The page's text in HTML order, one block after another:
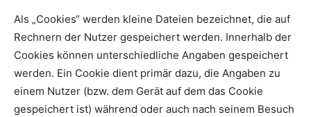
Als „Cookies“ werden kleine Dateien bezeichnet, die auf
Rechnern der Nutzer gespeichert werden. Innerhalb der
Cookies können unterschiedliche Angaben gespeichert
werden. Ein Cookie dient primär dazu, die Angaben zu
einem Nutzer (bzw. dem Gerät auf dem das Cookie
gespeichert ist) während oder auch nach seinem Besuch